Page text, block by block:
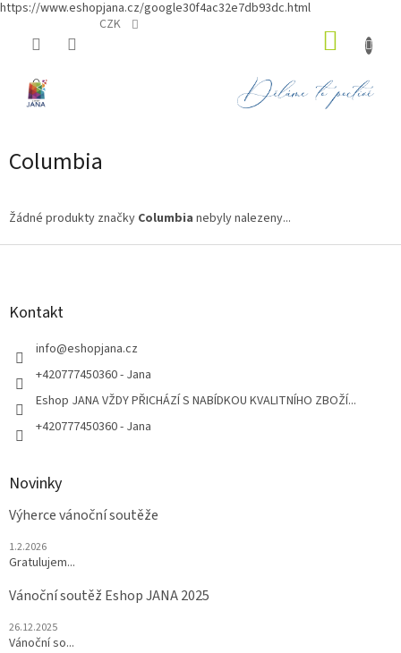
https://www.eshopjana.cz/google30f4ac32e7db93dc.html
CZK
Columbia
Žádné produkty značky Columbia nebyly nalezeny...
Z
Kontakt
info@eshopjana.cz
+420777450360 - Jana
Eshop JANA VŽDY PŘICHÁZÍ S NABÍDKOU KVALITNÍHO ZBOŽÍ...
+420777450360 - Jana
Novinky
Výherce vánoční soutěže
1.2.2026
Gratulujem...
Vánoční soutěž Eshop JANA 2025
26.12.2025
Vánoční so...